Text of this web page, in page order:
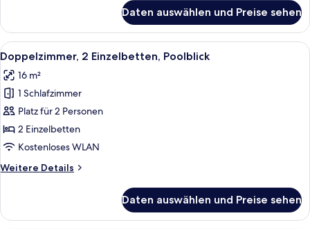
Dreibettzimmer
(2
adults
child)
Daten auswählen und Preise sehen
Alle
Fotos
für
Doppelzimmer,
2 Einzelbetten,
Poolblick
anzeigen
Ein modernes Hotelzimmer mit
6
Doppelzimmer, 2 Einzelbetten, Poolblick
16 m²
1 Schlafzimmer
Platz für 2 Personen
2 Einzelbetten
Kostenloses WLAN
Weitere Details
Weitere
2 Einzelbetten,
Daten auswählen und Preise sehen